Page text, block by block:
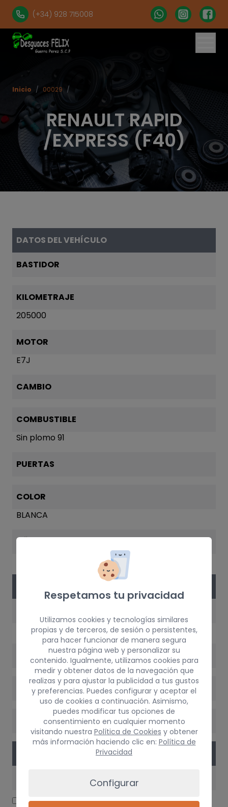
(+34) 928 715008
RENAULT RAPID
/EXPRESS (F40)
Inicio / 00029 /
DATOS DEL VEHÍCULO
BASTIDOR
KILOMETRAJE
205000
MOTOR
E7J
CAMBIO
COMBUSTIBLE
Sin plomo 91
PUERTAS
COLOR
BLANCA
AÑO
POTENCIA
VERSIÓN
CAMBIO
CARROCERÍA TRASERA
LUNA TRASERA
Respetamos tu privacidad
Utilizamos cookies y tecnologías similares
propias y de terceros, de sesión o persistentes,
para hacer funcionar de manera segura
nuestra página web y personalizar su
contenido. Igualmente, utilizamos cookies para
medir y obtener datos de la navegación que
realizas y para ajustar la publicidad a tus gustos
y preferencias. Puedes configurar y aceptar el
uso de cookies a continuación. Asimismo,
puedes modificar tus opciones de
consentimiento en cualquier momento
visitando nuestra Política de Cookies y obtener
más información haciendo clic en: Política de
Privacidad
Configurar